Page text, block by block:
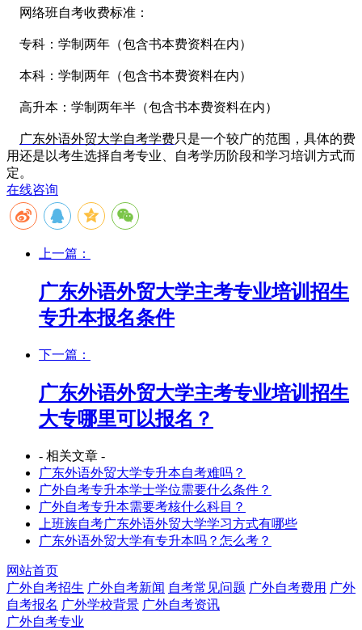
网络班自考收费标准：
专科： 学制两年（包含书本费资料在内）
本科： 学制两年（包含书本费资料在内）
高升本： 学制两年半（包含书本费资料在内）
广东外语外贸大学自考学费只是一个较广的范围，具体的费
用还是以考生选择自考专业、自考学历阶段和学习培训方式而
定。
在线咨询
上一篇：
广东外语外贸大学主考专业培训招生
专升本报名条件
下一篇：
广东外语外贸大学主考专业培训招生
大专哪里可以报名？
- 相关文章 -
广东外语外贸大学专升本自考难吗？
广外自考专升本学士学位需要什么条件？
广外自考专升本需要考核什么科目？
上班族自考广东外语外贸大学学习方式有哪些
广东外语外贸大学有专升本吗？怎么考？
网站首页
广外自考招生 广外自考新闻 自考常见问题 广外自考费用 广外
自考报名 广外学校背景 广外自考资讯
广外自考专业